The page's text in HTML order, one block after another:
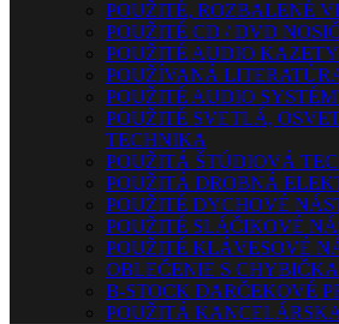
POUŽITÉ, ROZBALENÉ
POUŽITÉ CD / DVD
POUŽITÉ AUDIO
POUŽÍVANÁ
POUŽITÉ AUDIO
POUŽITÉ SVETLÁ,
TECHNIKA
POUŽITÁ ŠTÚDIOVÁ
POUŽITÁ DROBNÁ
POUŽITÉ DYCHOVÉ
POUŽITÉ SLÁČIKOVÉ
POUŽITÉ KLÁVESOVÉ
OBLEČENIE S
B-STOCK DARČEKOVÉ
POUŽITÁ